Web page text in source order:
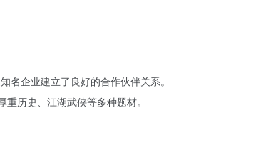
名企业建立了良好的合作伙伴关系。
历史、江湖武侠等多种题材。